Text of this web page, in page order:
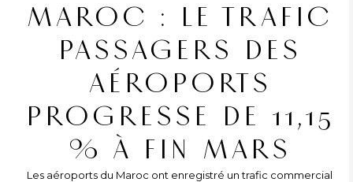
MAROC : LE TRAFIC
PASSAGERS DES
AÉROPORTS
PROGRESSE DE 11,15
% À FIN MARS
Les aéroports du Maroc ont enregistré un trafic commercial